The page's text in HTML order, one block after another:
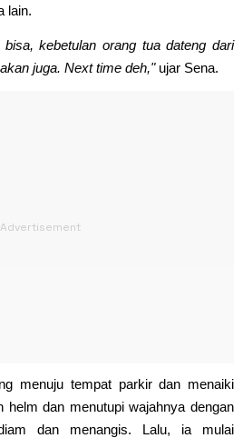
lain.
kebetulan orang tua dateng dari
juga. Next time deh,"ujar Sena.
menuju tempat parkir dan menaiki
helm dan menutupi wajahnya dengan
dan menangis. Lalu, ia mulai